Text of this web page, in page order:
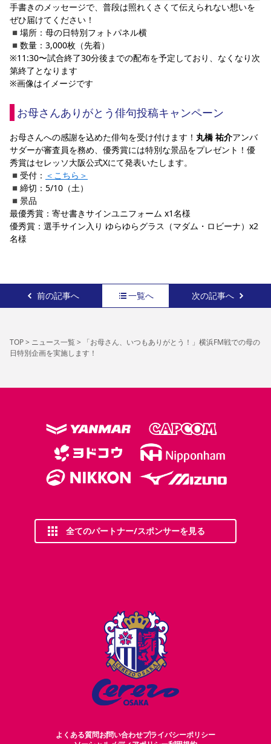
手書きのメッセージで、普段は照れくさくて伝えられない想いを
ぜひ届けてください！
◾️場所：母の日特別フォトパネル横
◾️数量：3,000枚（先着）
※11:30〜試合終了30分後までの配布を予定しており、なくなり次
第終了となります
※画像はイメージです
お母さんありがとう俳句投稿キャンペーン
お母さんへの感謝を込めた俳句を受け付けます！ 丸橋 祐介アンバ
サダーが審査員を務め、優秀賞には特別な景品をプレゼント！優
秀賞はセレッソ大阪公式Xにて発表いたします。
◾️受付： ＜こちら＞
◾️締切：5/10（土）
◾️景品
最優秀賞：寄せ書きサインユニフォーム x1名様
優秀賞：選手サイン入り ゆらゆらグラス（マダム・ロビーナ）x2
名様
前の記事へ 一覧へ 次の記事へ
TOP> ニュース一覧>
「お母さん、いつもありがとう！」横浜FM戦での母の
日特別企画を実施します！
全てのパートナー/スポンサーを見る
よくある質問お問い合わせプライバシーポリシー